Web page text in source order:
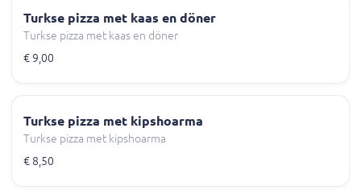
Turkse pizza met kaas en döner
Turkse pizza met kaas en döner
€ 9,00
Turkse pizza met kipshoarma
Turkse pizza met kipshoarma
€ 8,50